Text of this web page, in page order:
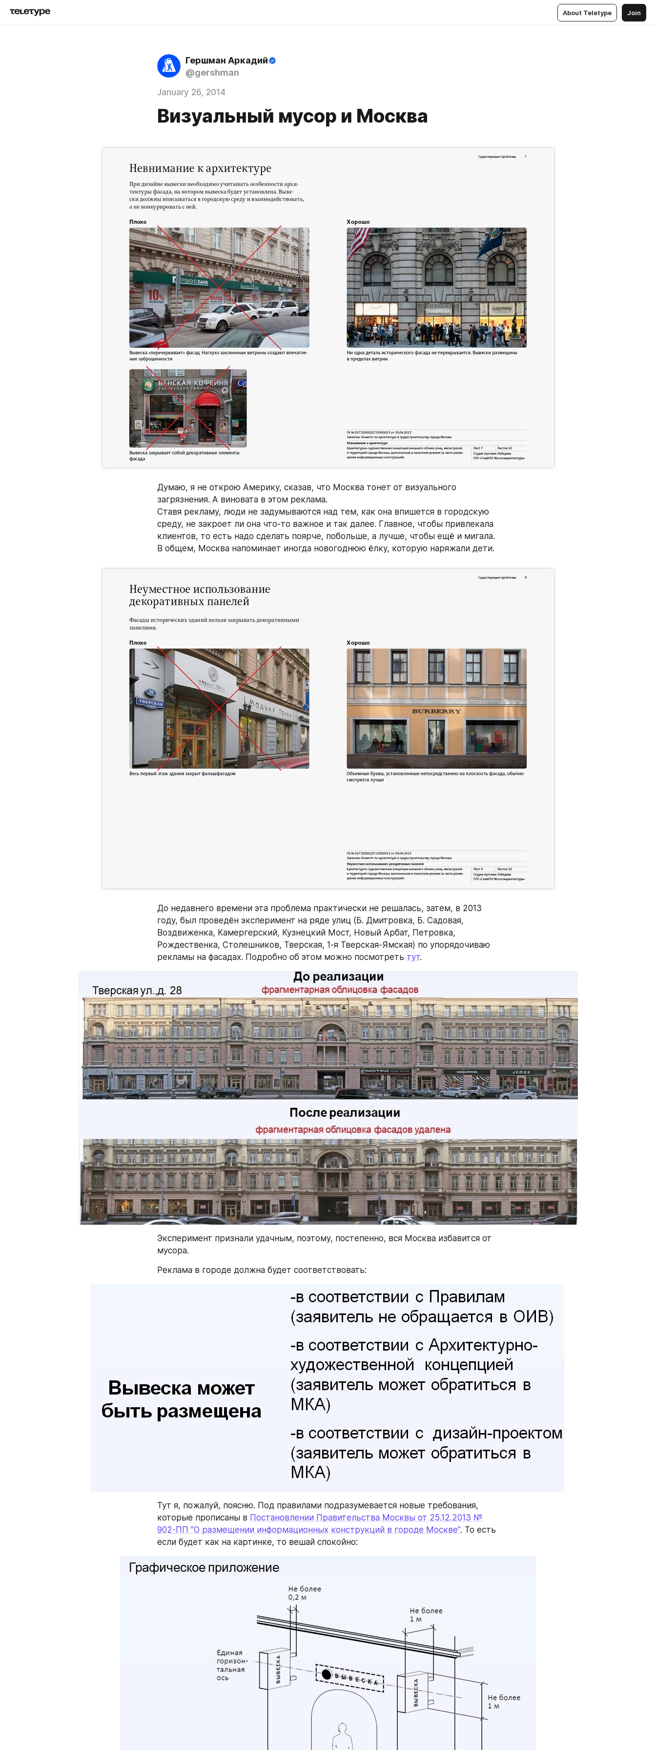
About Teletype Join
Гершман Аркадий
@gershman
January 26, 2014
Визуальный мусор и Москва
Думаю, я не открою Америку, сказав, что Москва тонет от визуального
загрязнения. А виновата в этом реклама.
Ставя рекламу, люди не задумываются над тем, как она впишется в городскую
среду, не закроет ли она что-то важное и так далее. Главное, чтобы привлекала
клиентов, то есть надо сделать поярче, побольше, а лучше, чтобы ещё и мигала.
В общем, Москва напоминает иногда новогоднюю ёлку, которую наряжали дети.
До недавнего времени эта проблема практически не решалась, затем, в 2013
году, был проведён эксперимент на ряде улиц (Б. Дмитровка, Б. Садовая,
Воздвиженка, Камергерский, Кузнецкий Мост, Новый Арбат, Петровка,
Рождественка, Столешников, Тверская, 1-я Тверская-Ямская) по упорядочиваю
рекламы на фасадах. Подробно об этом можно посмотреть тут.
Эксперимент признали удачным, поэтому, постепенно, вся Москва избавится от
мусора.
Реклама в городе должна будет соответствовать:
Тут я, пожалуй, поясню. Под правилами подразумевается новые требования,
которые прописаны в Постановлении Правительства Москвы от 25.12.2013 №
902-ПП "О размещении информационных конструкций в городе Москве". То есть
если будет как на картинке, то вешай спокойно: